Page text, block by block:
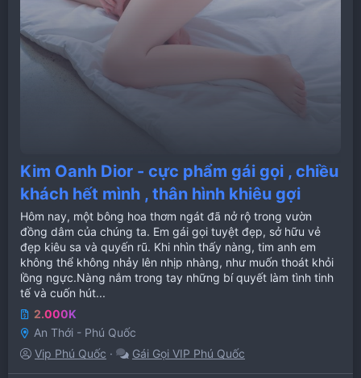
Kim Oanh Dior - cực phẩm gái gọi , chiều
khách hết mình , thân hình khiêu gợi
Hôm nay, một bông hoa thơm ngát đã nở rộ trong vườn
đồng dâm của chúng ta. Em gái gọi tuyệt đẹp, sở hữu vẻ
đẹp kiêu sa và quyến rũ. Khi nhìn thấy nàng, tim anh em
không thể không nhảy lên nhịp nhàng, như muốn thoát khỏi
lồng ngực.Nàng nắm trong tay những bí quyết làm tình tinh
tế và cuốn hút...
2.000K
An Thới - Phú Quốc
Vip Phú Quốc
Gái Gọi VIP Phú Quốc